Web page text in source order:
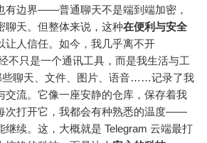
有边界——普通聊天不是端到端加密，
聊天。但整体来说，这种在便利与安全
让人信任。如今，我几乎离不开
不只是一个通讯工具，而是我生活与工
些聊天、文件、图片、语音……记录了我
交流。它像一座安静的仓库，保存着我
次打开它，我都会有种熟悉的温度——
继续。这，大概就是 Telegram 云端最打